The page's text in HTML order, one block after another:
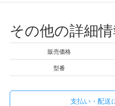
その他の詳細
販売価格
型番
支払い・配送